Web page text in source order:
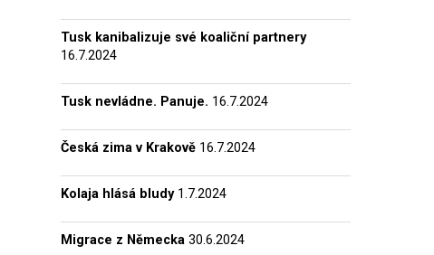
Tusk kanibalizuje své koaliční partnery
16.7.2024
Tusk nevládne. Panuje. 16.7.2024
Česká zima v Krakově 16.7.2024
Kolaja hlásá bludy 1.7.2024
Migrace z Německa 30.6.2024